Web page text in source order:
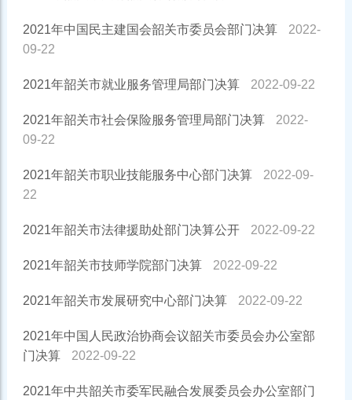
2021年中国民主建国会韶关市委员会部门决算
2022-
09-22
2021年韶关市就业服务管理局部门决算 2022-09-22
2021年韶关市社会保险服务管理局部门决算
2022-
09-22
2021年韶关市职业技能服务中心部门决算
2022-09-
22
2021年韶关市法律援助处部门决算公开 2022-09-22
2021年韶关市技师学院部门决算 2022-09-22
2021年韶关市发展研究中心部门决算 2022-09-22
2021年中国人民政治协商会议韶关市委员会办公室部
门决算
2022-09-22
2021年中共韶关市委军民融合发展委员会办公室部门